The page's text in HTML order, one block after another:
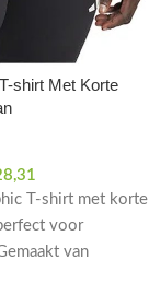
shirt Met Korte
T-shirt met korte
voor
van